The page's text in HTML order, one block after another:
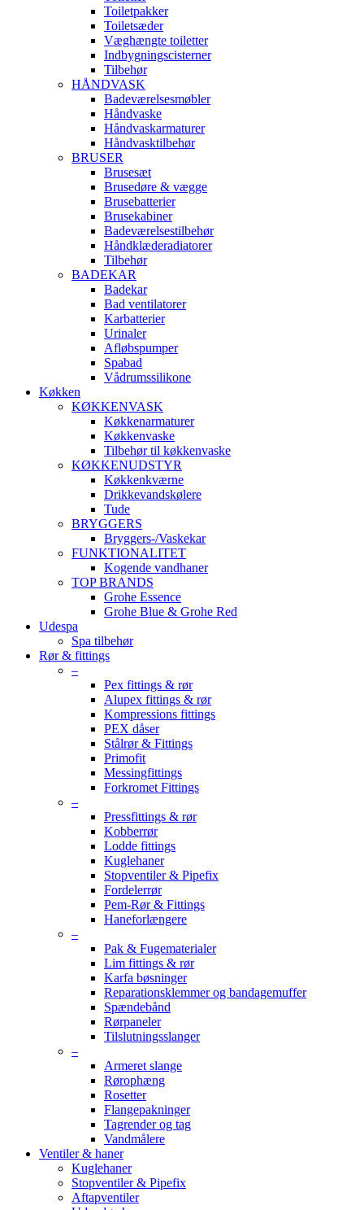
Toiletpakker
Toiletsæder
Væghængte toiletter
Indbygningscisterner
Tilbehør
HÅNDVASK
Badeværelsesmøbler
Håndvaske
Håndvaskarmaturer
Håndvasktilbehør
BRUSER
Brusesæt
Brusedøre & vægge
Brusebatterier
Brusekabiner
Badeværelsestilbehør
Håndklæderadiatorer
Tilbehør
BADEKAR
Badekar
Bad ventilatorer
Karbatterier
Urinaler
Afløbspumper
Spabad
Vådrumssilikone
Køkken
KØKKENVASK
Køkkenarmaturer
Køkkenvaske
Tilbehør til køkkenvaske
KØKKENUDSTYR
Køkkenkværne
Drikkevandskølere
Tude
BRYGGERS
Bryggers-/Vaskekar
FUNKTIONALITET
Kogende vandhaner
TOP BRANDS
Grohe Essence
Grohe Blue & Grohe Red
Udespa
Spa tilbehør
Rør & fittings
–
Pex fittings & rør
Alupex fittings & rør
Kompressions fittings
PEX dåser
Stålrør & Fittings
Primofit
Messingfittings
Forkromet Fittings
–
Pressfittings & rør
Kobberrør
Lodde fittings
Kuglehaner
Stopventiler & Pipefix
Fordelerrør
Pem-Rør & Fittings
Haneforlængere
–
Pak & Fugematerialer
Lim fittings & rør
Karfa bøsninger
Reparationsklemmer og bandagemuffer
Spændebånd
Rørpaneler
Tilslutningsslanger
–
Armeret slange
Rørophæng
Rosetter
Flangepakninger
Tagrender og tag
Vandmålere
Ventiler & haner
Kuglehaner
Stopventiler & Pipefix
Aftapventiler